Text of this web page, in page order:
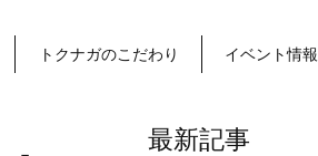
トクナガのこだわり イベント情報
最新記事